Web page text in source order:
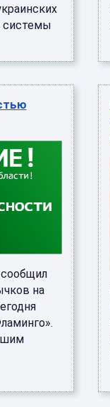
системы
на